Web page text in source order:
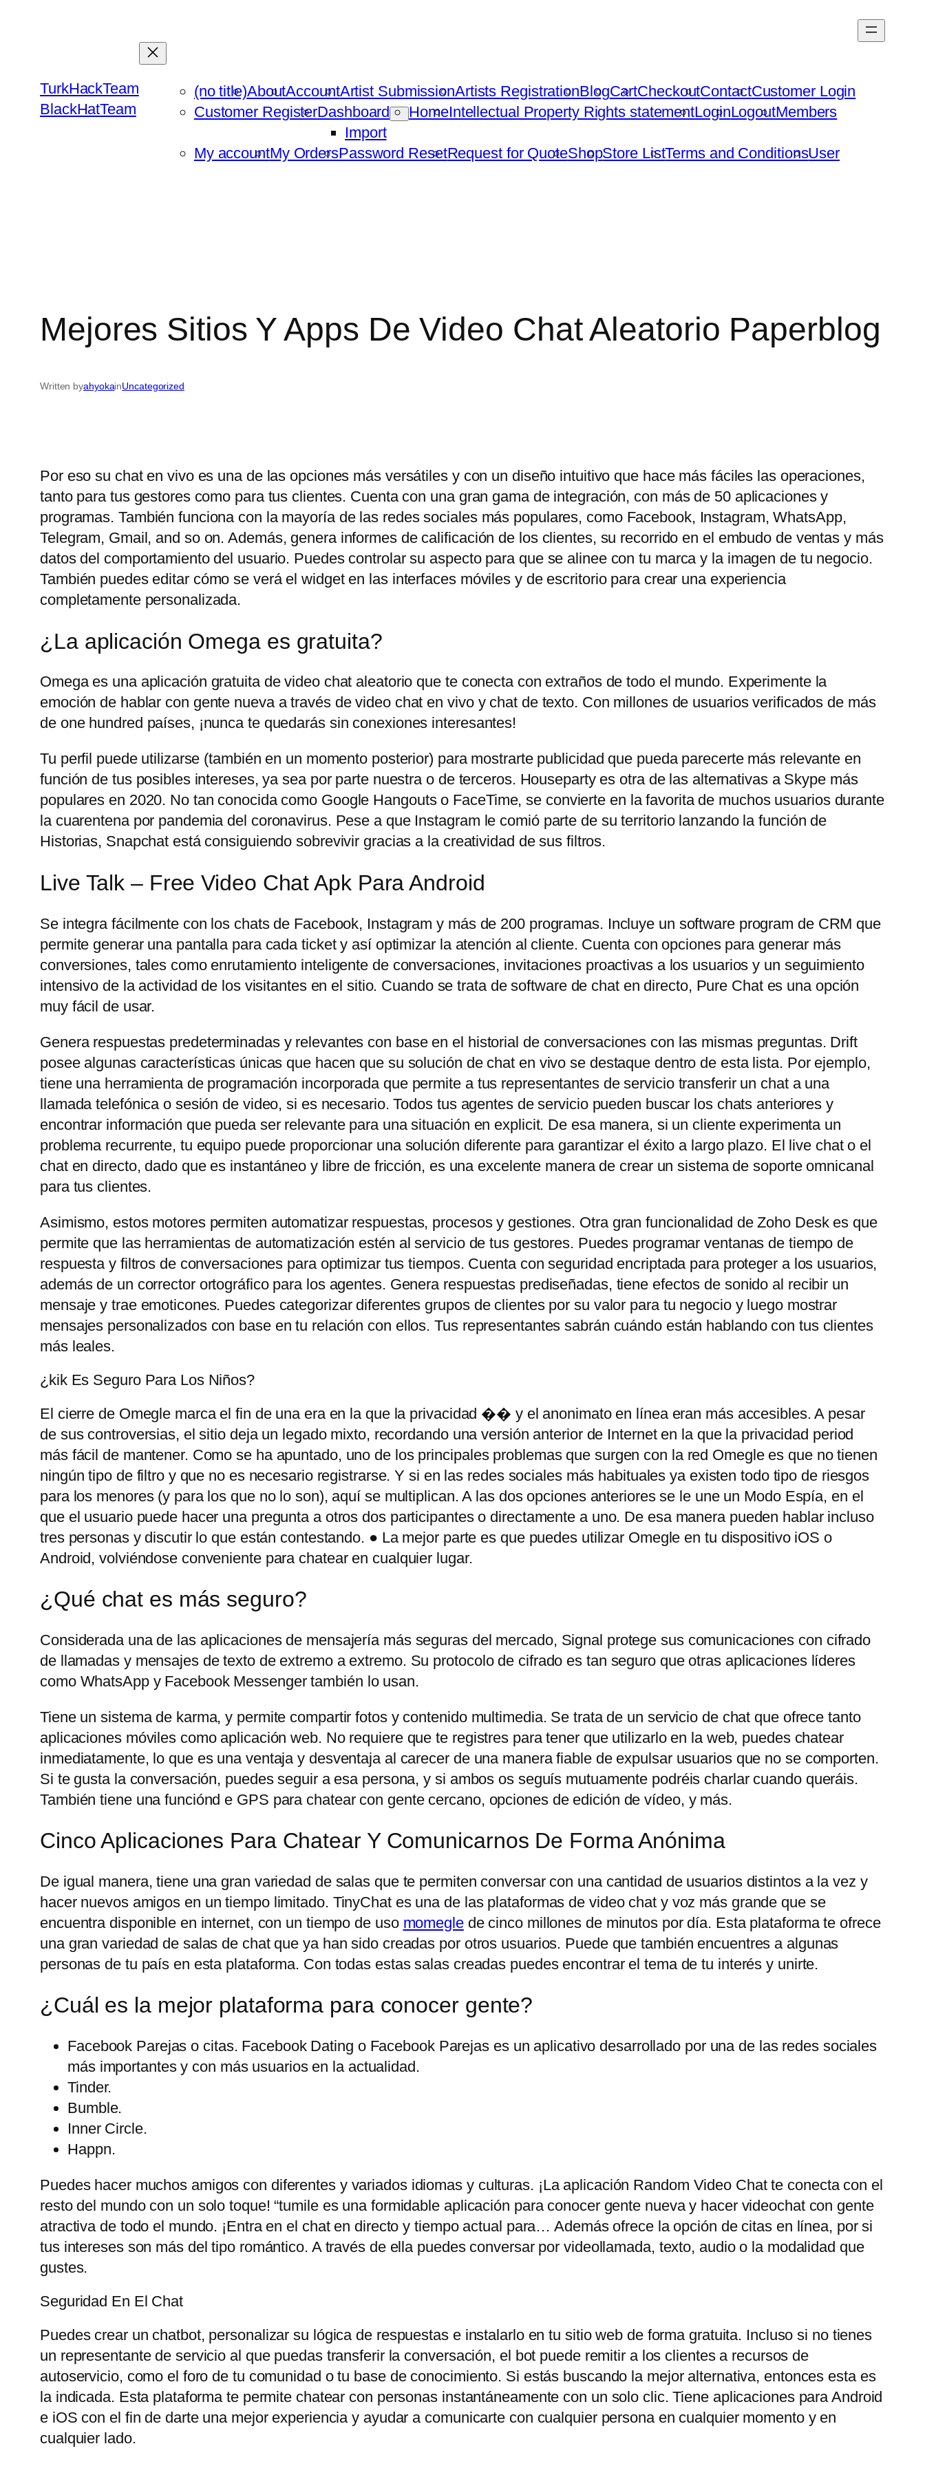
TurkHackTeam
BlackHatTeam
(no title)AboutAccountArtist SubmissionArtists RegistrationBlogCartCheckoutContactCustomer Login
Customer RegisterDashboard
Import
HomeIntellectual Property Rights statementLoginLogoutMembers
My accountMy OrdersPassword ResetRequest for QuoteShopStore ListTerms and ConditionsUser
Mejores Sitios Y Apps De Video Chat Aleatorio Paperblog
Written byahyokainUncategorized
Por eso su chat en vivo es una de las opciones más versátiles y con un diseño intuitivo que hace más fáciles las operaciones,
tanto para tus gestores como para tus clientes. Cuenta con una gran gama de integración, con más de 50 aplicaciones y
programas. También funciona con la mayoría de las redes sociales más populares, como Facebook, Instagram, WhatsApp,
Telegram, Gmail, and so on. Además, genera informes de calificación de los clientes, su recorrido en el embudo de ventas y más
datos del comportamiento del usuario. Puedes controlar su aspecto para que se alinee con tu marca y la imagen de tu negocio.
También puedes editar cómo se verá el widget en las interfaces móviles y de escritorio para crear una experiencia
completamente personalizada.
¿La aplicación Omega es gratuita?
Omega es una aplicación gratuita de video chat aleatorio que te conecta con extraños de todo el mundo. Experimente la
emoción de hablar con gente nueva a través de video chat en vivo y chat de texto. Con millones de usuarios verificados de más
de one hundred países, ¡nunca te quedarás sin conexiones interesantes!
Tu perfil puede utilizarse (también en un momento posterior) para mostrarte publicidad que pueda parecerte más relevante en
función de tus posibles intereses, ya sea por parte nuestra o de terceros. Houseparty es otra de las alternativas a Skype más
populares en 2020. No tan conocida como Google Hangouts o FaceTime, se convierte en la favorita de muchos usuarios durante
la cuarentena por pandemia del coronavirus. Pese a que Instagram le comió parte de su territorio lanzando la función de
Historias, Snapchat está consiguiendo sobrevivir gracias a la creatividad de sus filtros.
Live Talk – Free Video Chat Apk Para Android
Se integra fácilmente con los chats de Facebook, Instagram y más de 200 programas. Incluye un software program de CRM que
permite generar una pantalla para cada ticket y así optimizar la atención al cliente. Cuenta con opciones para generar más
conversiones, tales como enrutamiento inteligente de conversaciones, invitaciones proactivas a los usuarios y un seguimiento
intensivo de la actividad de los visitantes en el sitio. Cuando se trata de software de chat en directo, Pure Chat es una opción
muy fácil de usar.
Genera respuestas predeterminadas y relevantes con base en el historial de conversaciones con las mismas preguntas. Drift
posee algunas características únicas que hacen que su solución de chat en vivo se destaque dentro de esta lista. Por ejemplo,
tiene una herramienta de programación incorporada que permite a tus representantes de servicio transferir un chat a una
llamada telefónica o sesión de video, si es necesario. Todos tus agentes de servicio pueden buscar los chats anteriores y
encontrar información que pueda ser relevante para una situación en explicit. De esa manera, si un cliente experimenta un
problema recurrente, tu equipo puede proporcionar una solución diferente para garantizar el éxito a largo plazo. El live chat o el
chat en directo, dado que es instantáneo y libre de fricción, es una excelente manera de crear un sistema de soporte omnicanal
para tus clientes.
Asimismo, estos motores permiten automatizar respuestas, procesos y gestiones. Otra gran funcionalidad de Zoho Desk es que
permite que las herramientas de automatización estén al servicio de tus gestores. Puedes programar ventanas de tiempo de
respuesta y filtros de conversaciones para optimizar tus tiempos. Cuenta con seguridad encriptada para proteger a los usuarios,
además de un corrector ortográfico para los agentes. Genera respuestas prediseñadas, tiene efectos de sonido al recibir un
mensaje y trae emoticones. Puedes categorizar diferentes grupos de clientes por su valor para tu negocio y luego mostrar
mensajes personalizados con base ​​en tu relación con ellos. Tus representantes sabrán cuándo están hablando con tus clientes
más leales.
¿kik Es Seguro Para Los Niños?
El cierre de Omegle marca el fin de una era en la que la privacidad �� y el anonimato en línea eran más accesibles. A pesar
de sus controversias, el sitio deja un legado mixto, recordando una versión anterior de Internet en la que la privacidad period
más fácil de mantener. Como se ha apuntado, uno de los principales problemas que surgen con la red Omegle es que no tienen
ningún tipo de filtro y que no es necesario registrarse. Y si en las redes sociales más habituales ya existen todo tipo de riesgos
para los menores (y para los que no lo son), aquí se multiplican. A las dos opciones anteriores se le une un Modo Espía, en el
que el usuario puede hacer una pregunta a otros dos participantes o directamente a uno. De esa manera pueden hablar incluso
tres personas y discutir lo que están contestando. ● La mejor parte es que puedes utilizar Omegle en tu dispositivo iOS o
Android, volviéndose conveniente para chatear en cualquier lugar.
¿Qué chat es más seguro?
Considerada una de las aplicaciones de mensajería más seguras del mercado, Signal protege sus comunicaciones con cifrado
de llamadas y mensajes de texto de extremo a extremo. Su protocolo de cifrado es tan seguro que otras aplicaciones líderes
como WhatsApp y Facebook Messenger también lo usan.
Tiene un sistema de karma, y permite compartir fotos y contenido multimedia. Se trata de un servicio de chat que ofrece tanto
aplicaciones móviles como aplicación web. No requiere que te registres para tener que utilizarlo en la web, puedes chatear
inmediatamente, lo que es una ventaja y desventaja al carecer de una manera fiable de expulsar usuarios que no se comporten.
Si te gusta la conversación, puedes seguir a esa persona, y si ambos os seguís mutuamente podréis charlar cuando queráis.
También tiene una funciónd e GPS para chatear con gente cercano, opciones de edición de vídeo, y más.
Cinco Aplicaciones Para Chatear Y Comunicarnos De Forma Anónima
De igual manera, tiene una gran variedad de salas que te permiten conversar con una cantidad de usuarios distintos a la vez y
hacer nuevos amigos en un tiempo limitado. TinyChat es una de las plataformas de video chat y voz más grande que se
encuentra disponible en internet, con un tiempo de uso momeglede cinco millones de minutos por día. Esta plataforma te ofrece
una gran variedad de salas de chat que ya han sido creadas por otros usuarios. Puede que también encuentres a algunas
personas de tu país en esta plataforma. Con todas estas salas creadas puedes encontrar el tema de tu interés y unirte.
¿Cuál es la mejor plataforma para conocer gente?
Facebook Parejas o citas. Facebook Dating o Facebook Parejas es un aplicativo desarrollado por una de las redes sociales
más importantes y con más usuarios en la actualidad.
Tinder.
Bumble.
Inner Circle.
Happn.
Puedes hacer muchos amigos con diferentes y variados idiomas y culturas. ¡La aplicación Random Video Chat te conecta con el
resto del mundo con un solo toque! “tumile es una formidable aplicación para conocer gente nueva y hacer videochat con gente
atractiva de todo el mundo. ¡Entra en el chat en directo y tiempo actual para… Además ofrece la opción de citas en línea, por si
tus intereses son más del tipo romántico. A través de ella puedes conversar por videollamada, texto, audio o la modalidad que
gustes.
Seguridad En El Chat
Puedes crear un chatbot, personalizar su lógica de respuestas e instalarlo en tu sitio web de forma gratuita. Incluso si no tienes
un representante de servicio al que puedas transferir la conversación, el bot puede remitir a los clientes a recursos de
autoservicio, como el foro de tu comunidad o tu base de conocimiento. Si estás buscando la mejor alternativa, entonces esta es
la indicada. Esta plataforma te permite chatear con personas instantáneamente con un solo clic. Tiene aplicaciones para Android
e iOS con el fin de darte una mejor experiencia y ayudar a comunicarte con cualquier persona en cualquier momento y en
cualquier lado.